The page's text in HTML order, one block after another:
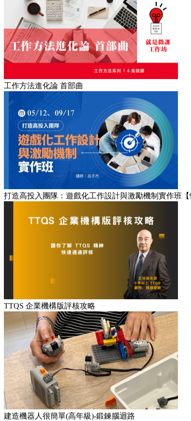
工作方法進化論 首部曲
打造高投入團隊：遊戲化工作設計與激勵機制實作班【
TTQS 企業機構版評核攻略
建造機器人很簡單(高年級)-鍛鍊腦迴路